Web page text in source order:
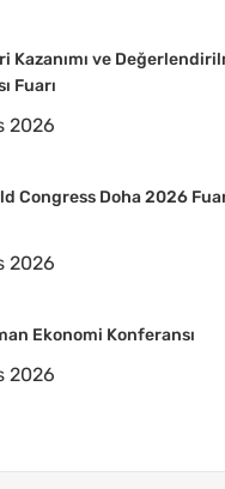
Kazanımı ve
Fuarı
2026
Congress Doha 2026
2026
Ekonomi Konferansı
2026